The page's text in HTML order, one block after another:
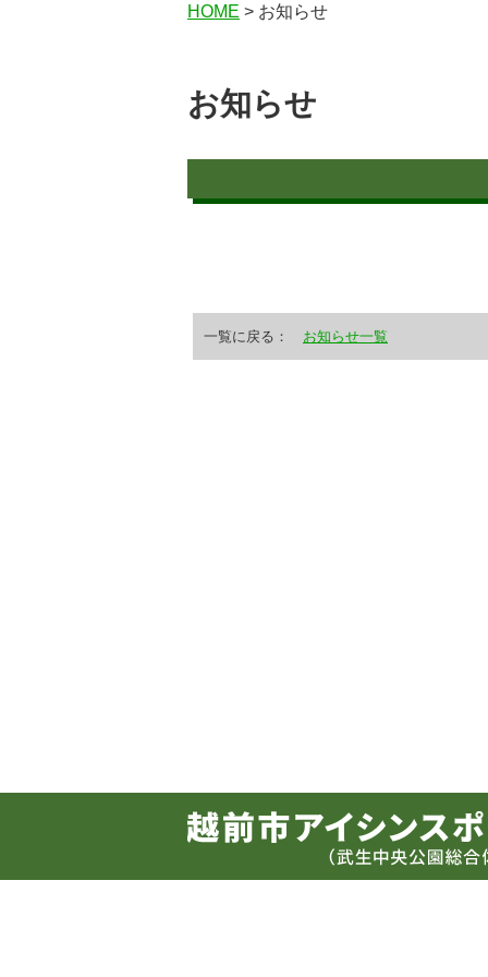
HOME > お知らせ
お知らせ
一覧に戻る： お知らせ一覧